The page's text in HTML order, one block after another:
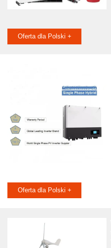
Oferta dla Polski +
Oferta dla Polski +